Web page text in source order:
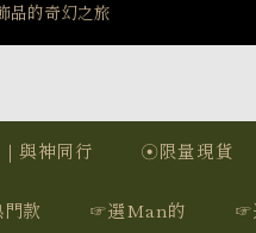
組優惠價$5140
組優惠價$5140
指 X 手鍊 享福利
組優惠價$5140
與神同行 ☉限量現貨
款 ☞選Man的 ☞